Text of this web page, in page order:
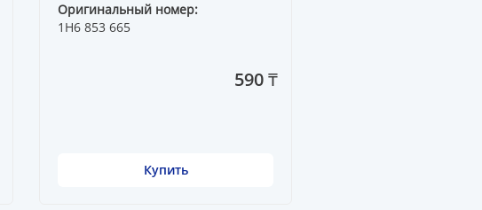
Оригинальный номер:
1H6 853 665
590 ₸
Купить